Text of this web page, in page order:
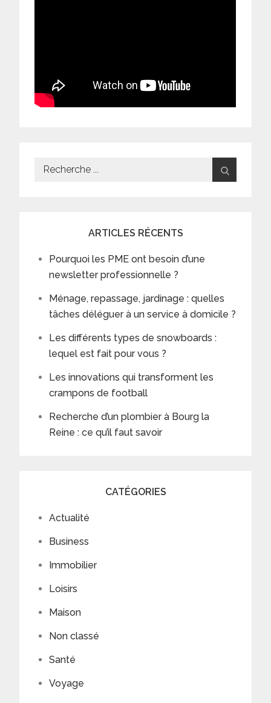
Search
ARTICLES RÉCENTS
Pourquoi les PME ont besoin d’une
newsletter professionnelle ?
Ménage, repassage, jardinage : quelles
tâches déléguer à un service à domicile ?
Les différents types de snowboards :
lequel est fait pour vous ?
Les innovations qui transforment les
crampons de football
Recherche d’un plombier à Bourg la
Reine : ce qu’il faut savoir
CATÉGORIES
Actualité
Business
Immobilier
Loisirs
Maison
Non classé
Santé
Voyage